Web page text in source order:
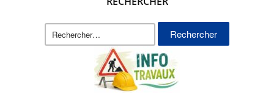
Rechercher :